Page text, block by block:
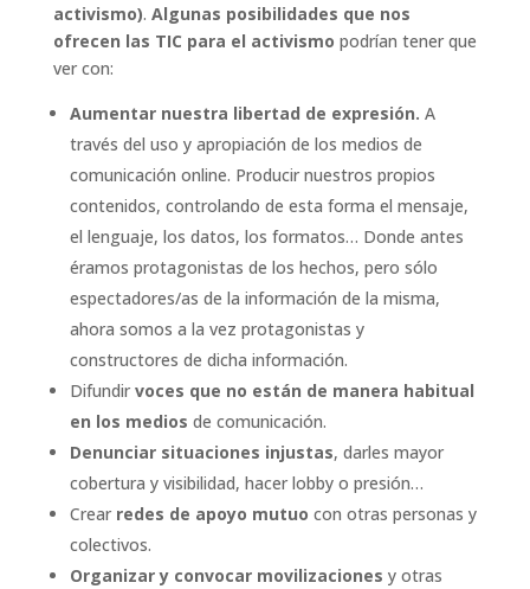
activismo). Algunas posibilidades que nos
ofrecen las TIC para el activismo podrían tener que
ver con:
Aumentar nuestra libertad de expresión. A
través del uso y apropiación de los medios de
comunicación online. Producir nuestros propios
contenidos, controlando de esta forma el mensaje,
el lenguaje, los datos, los formatos… Donde antes
éramos protagonistas de los hechos, pero sólo
espectadores/as de la información de la misma,
ahora somos a la vez protagonistas y
constructores de dicha información.
Difundir voces que no están de manera habitual
en los medios de comunicación.
Denunciar situaciones injustas, darles mayor
cobertura y visibilidad, hacer lobby o presión…
Crear redes de apoyo mutuo con otras personas y
colectivos.
Organizar y convocar movilizaciones y otras